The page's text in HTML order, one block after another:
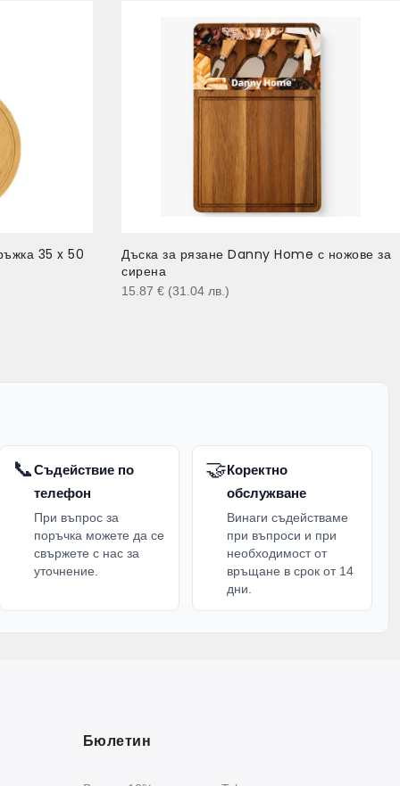
35 x 50
Дъска за рязане Danny Home с ножове за
сирена
15.87 € (31.04 лв. )
📞Съдействие по
телефон
При въпрос за
поръчка можете да се
свържете с нас за
уточнение.
🤝Коректно
обслужване
Винаги съдействаме
при въпроси и при
необходимост от
връщане в срок от 14
дни.
Бюлетин